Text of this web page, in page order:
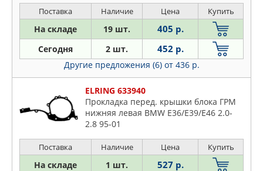
PATRON
PAYEN
PORSCHE
QUATTRO FRENI
VICTOR REINZ
Поставка Наличие Цена Купить
На складе 19 шт. 405 р.
Сегодня 2 шт. 452 р.
Другие предложения (6) от 436 р.
ELRING 633940
Прокладка перед. крышки блока ГРМ
нижняя левая BMW E36/E39/E46 2.0-
2.8 95-01
Поставка Наличие Цена Купить
На складе 1 шт. 527 р.